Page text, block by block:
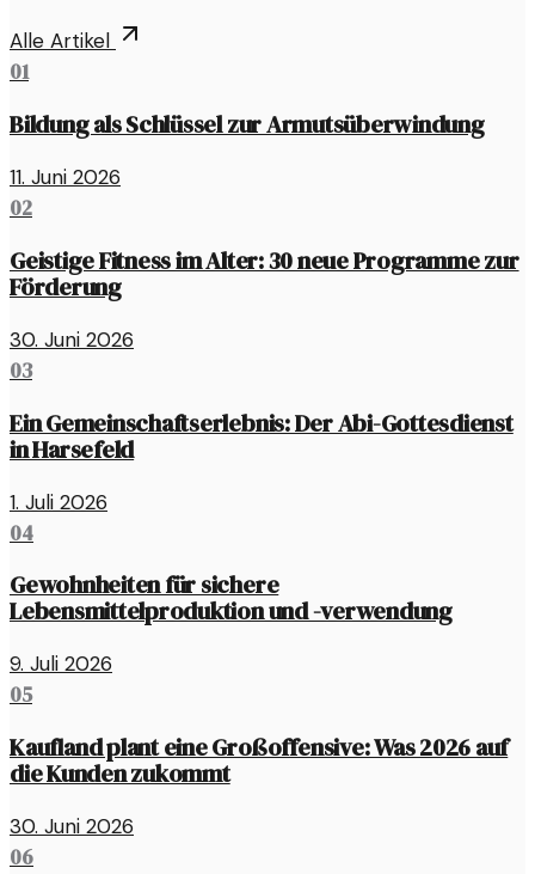
Alle Artikel
01
Bildung als Schlüssel zur Armutsüberwindung
11. Juni 2026
02
Geistige Fitness im Alter: 30 neue Programme zur
Förderung
30. Juni 2026
03
Ein Gemeinschaftserlebnis: Der Abi-Gottesdienst
in Harsefeld
1. Juli 2026
04
Gewohnheiten für sichere
Lebensmittelproduktion und -verwendung
9. Juli 2026
05
Kaufland plant eine Großoffensive: Was 2026 auf
die Kunden zukommt
30. Juni 2026
06